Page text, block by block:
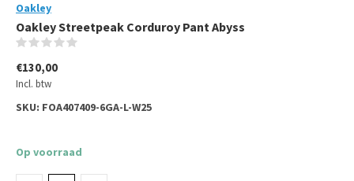
Oakley
Oakley Streetpeak Corduroy Pant Abyss
€130,00
Incl. btw
SKU: FOA407409-6GA-L-W25
Op voorraad